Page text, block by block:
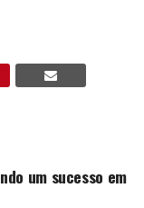
um sucesso em